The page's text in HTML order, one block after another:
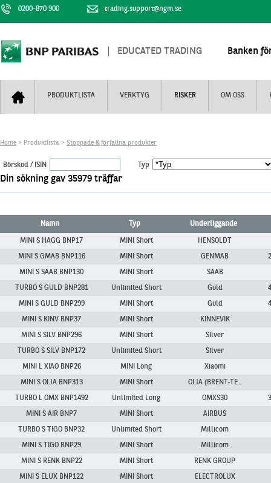
0200-870 900 trading.support@ngm.se
EDUCATED TRADING Banken
PRODUKTLISTA VERKTYG RISKER OM OSS
Mini Futures
Turbowarranter
Utsålda produkter
Nyhestbrev+
Dagens urval
Hur handlar jag
Marknadsöversikt
Finansiell information
Vi är tennis
Home > Produktlista > Stoppade & förfallna produkter
Börskod / ISIN Typ
Din sökning gav 35979 träffar
Namn Typ Underliggande
MINI S HAGG BNP17 MINI Short HENSOLDT
MINI S GMAB BNP116 MINI Short GENMAB
MINI S SAAB BNP130 MINI Short SAAB
TURBO S GULD BNP281 Unlimited Short Guld
MINI S GULD BNP299 MINI Short Guld
MINI S KINV BNP37 MINI Short KINNEVIK
MINI S SILV BNP296 MINI Short Silver
TURBO S SILV BNP172 Unlimited Short Silver
MINI L XIAO BNP26 MINI Long Xiaomi
MINI S OLJA BNP313 MINI Short OLJA (BRENT-TE..
TURBO L OMX BNP1492 Unlimited Long OMXS30
MINI S AIR BNP7 MINI Short AIRBUS
TURBO S TIGO BNP32 Unlimited Short Millicom
MINI S TIGO BNP29 MINI Short Millicom
MINI S RENK BNP22 MINI Short RENK GROUP
MINI S ELUX BNP122 MINI Short ELECTROLUX